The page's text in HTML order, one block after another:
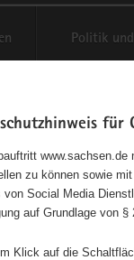
Politik
auf Karte anzeigen
für
zu können sowie
von Social Media
auf Grundlage von
Klick auf die